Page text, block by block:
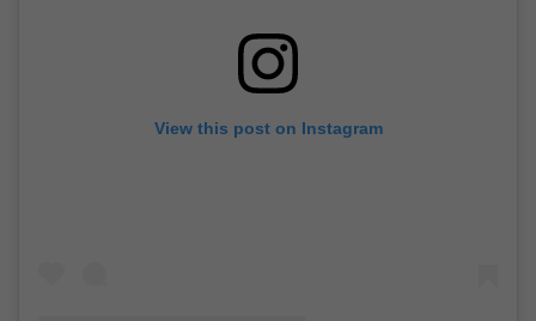
View this post on Instagram